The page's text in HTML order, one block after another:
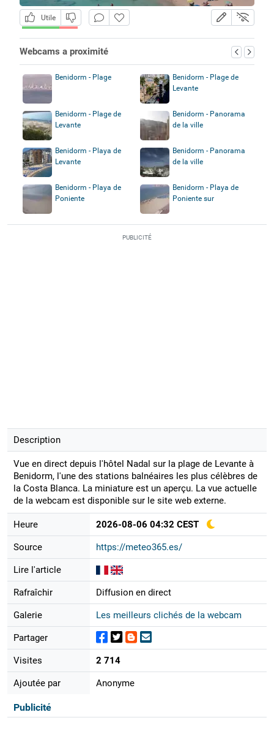
Utile
Webcams a proximité
Benidorm - Plage
Benidorm - Plage de
Levante
Benidorm - Plage de
Levante
Benidorm - Panorama
de la ville
Benidorm - Playa de
Levante
Benidorm - Panorama
de la ville
Benidorm - Playa de
Poniente
Benidorm - Playa de
Poniente sur
PUBLICITÉ
Description
Vue en direct depuis l'hôtel Nadal sur la plage de Levante à
Benidorm, l'une des stations balnéaires les plus célèbres de
la Costa Blanca. La miniature est un aperçu. La vue actuelle
de la webcam est disponible sur le site web externe.
Heure 2026-08-06 04:32 CEST
Source https://meteo365.es/
Lire l'article
Rafraîchir Diffusion en direct
Galerie Les meilleurs clichés de la webcam
Partager
Visites 2 714
Ajoutée par Anonyme
Publicité